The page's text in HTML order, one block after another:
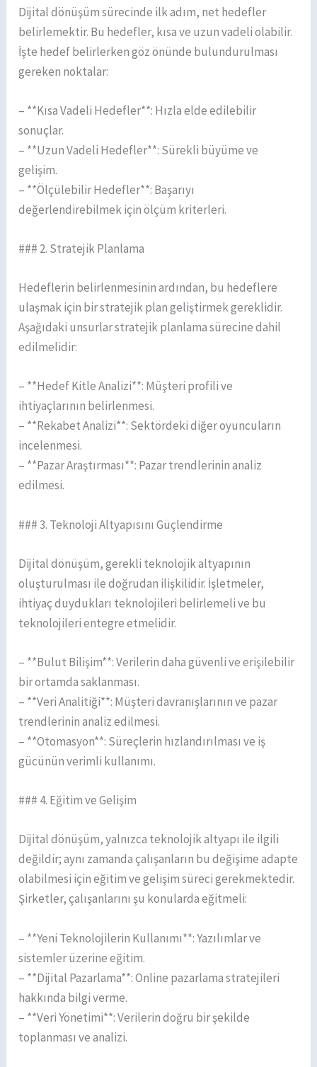
Dijital dönüşüm sürecinde ilk adım, net hedefler
belirlemektir. Bu hedefler, kısa ve uzun vadeli olabilir.
İşte hedef belirlerken göz önünde bulundurulması
gereken noktalar:
– **Kısa Vadeli Hedefler**: Hızla elde edilebilir
sonuçlar.
– **Uzun Vadeli Hedefler**: Sürekli büyüme ve
gelişim.
– **Ölçülebilir Hedefler**: Başarıyı
değerlendirebilmek için ölçüm kriterleri.
### 2. Stratejik Planlama
Hedeflerin belirlenmesinin ardından, bu hedeflere
ulaşmak için bir stratejik plan geliştirmek gereklidir.
Aşağıdaki unsurlar stratejik planlama sürecine dahil
edilmelidir:
– **Hedef Kitle Analizi**: Müşteri profili ve
ihtiyaçlarının belirlenmesi.
– **Rekabet Analizi**: Sektördeki diğer oyuncuların
incelenmesi.
– **Pazar Araştırması**: Pazar trendlerinin analiz
edilmesi.
### 3. Teknoloji Altyapısını Güçlendirme
Dijital dönüşüm, gerekli teknolojik altyapının
oluşturulması ile doğrudan ilişkilidir. İşletmeler,
ihtiyaç duydukları teknolojileri belirlemeli ve bu
teknolojileri entegre etmelidir.
– **Bulut Bilişim**: Verilerin daha güvenli ve erişilebilir
bir ortamda saklanması.
– **Veri Analitiği**: Müşteri davranışlarının ve pazar
trendlerinin analiz edilmesi.
– **Otomasyon**: Süreçlerin hızlandırılması ve iş
gücünün verimli kullanımı.
### 4. Eğitim ve Gelişim
Dijital dönüşüm, yalnızca teknolojik altyapı ile ilgili
değildir; aynı zamanda çalışanların bu değişime adapte
olabilmesi için eğitim ve gelişim süreci gerekmektedir.
Şirketler, çalışanlarını şu konularda eğitmeli:
– **Yeni Teknolojilerin Kullanımı**: Yazılımlar ve
sistemler üzerine eğitim.
– **Dijital Pazarlama**: Online pazarlama stratejileri
hakkında bilgi verme.
– **Veri Yönetimi**: Verilerin doğru bir şekilde
toplanması ve analizi.